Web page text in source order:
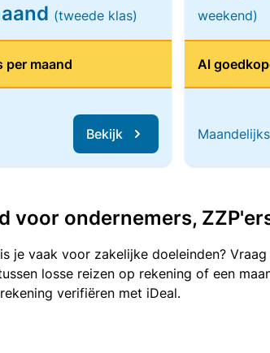
(tweede klas)
per maand
Bekijk
weekend)
Al
voor ondernemers,
je vaak voor zakelijke doeleinden?
losse reizen op rekening of een
verifiëren met iDeal.